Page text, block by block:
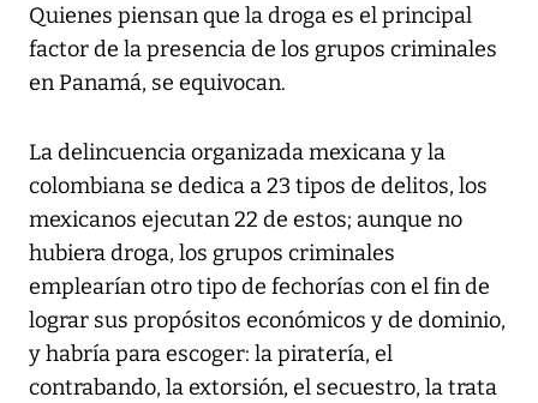
Quienes piensan que la droga es el principal
factor de la presencia de los grupos criminales
en Panamá, se equivocan.
La delincuencia organizada mexicana y la
colombiana se dedica a 23 tipos de delitos, los
mexicanos ejecutan 22 de estos; aunque no
hubiera droga, los grupos criminales
emplearían otro tipo de fechorías con el fin de
lograr sus propósitos económicos y de dominio,
y habría para escoger: la piratería, el
contrabando, la extorsión, el secuestro, la trata